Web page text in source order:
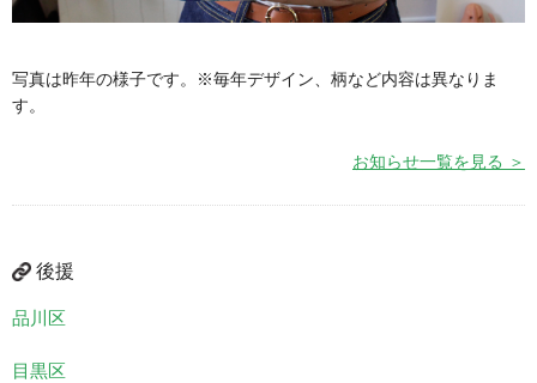
写真は昨年の様子です。※毎年デザイン、柄など内容は異なりま
す。
お知らせ一覧を見る ＞
後援
品川区
目黒区